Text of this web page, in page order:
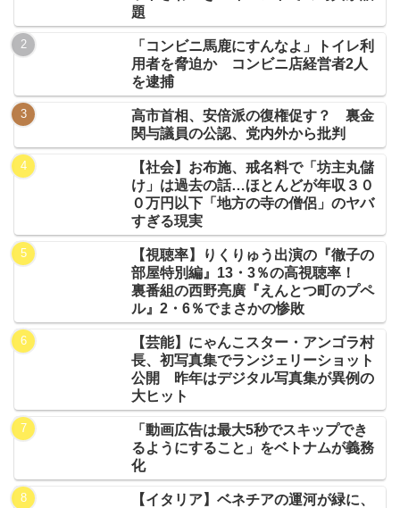
題
「コンビニ馬鹿にすんなよ」トイレ利
用者を脅迫か コンビニ店経営者2人
を逮捕
高市首相、安倍派の復権促す？ 裏金
関与議員の公認、党内外から批判
【社会】お布施、戒名料で「坊主丸儲
け」は過去の話…ほとんどが年収３０
０万円以下「地方の寺の僧侶」のヤバ
すぎる現実
【視聴率】りくりゅう出演の『徹子の
部屋特別編』13・3％の高視聴率！
裏番組の西野亮廣『えんとつ町のプペ
ル』2・6％でまさかの惨敗
【芸能】にゃんこスター・アンゴラ村
長、初写真集でランジェリーショット
公開 昨年はデジタル写真集が異例の
大ヒット
「動画広告は最大5秒でスキップでき
るようにすること」をベトナムが義務
化
【イタリア】ベネチアの運河が緑に、